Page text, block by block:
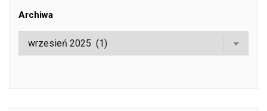
Archiwa